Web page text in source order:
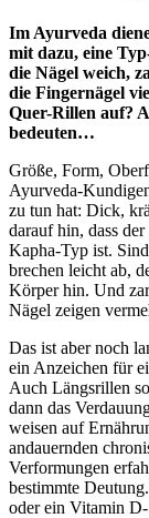
Im Ayurveda
mit dazu, eine
die Nägel weich,
die Fingernägel
Quer-Rillen auf?
bedeuten…
Größe, Form,
Ayurveda-
zu tun hat: Dick,
darauf hin, dass
Kapha-Typ ist.
brechen leicht ab,
Körper hin. Und
Nägel zeigen
Das ist aber noch
ein Anzeichen für
Auch Längsrillen
dann das
weisen auf
andauernden
Verformungen
bestimmte
oder ein Vitamin